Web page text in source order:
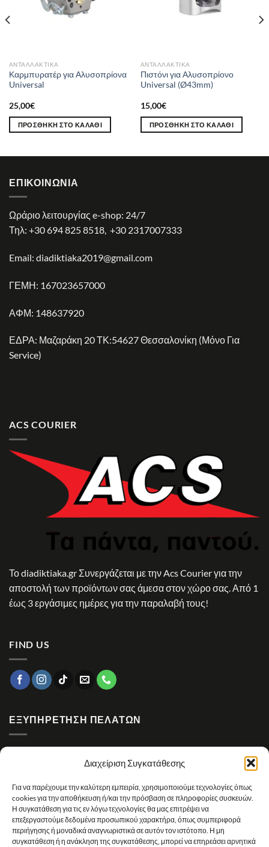
Διαχείριση Συγκατάθεσης
Για να παρέχουμε την καλύτερη εμπειρία, χρησιμοποιούμε τεχνολογίες όπως
cookies για την αποθήκευση ή/και την πρόσβαση σε πληροφορίες συσκευών.
Η συγκατάθεση για τις εν λόγω τεχνολογίες θα μας επιτρέψει να
επεξεργαστούμε δεδομένα προσωπικού χαρακτήρα, όπως συμπεριφορά
περιήγησης ή μοναδικά αναγνωριστικά σε αυτόν τον ιστότοπο. Η μη
συγκατάθεση ή η ανάκληση της συγκατάθεσης, μπορεί να επηρεάσει αρνητικά
ΑΝΤΑΛΛΑΚΤΙΚΆ
Καρμπυρατέρ για Αλυσοπρίονα
Universal
25,00€
ΠΡΟΣΘΉΚΗ ΣΤΟ ΚΑΛΆΘΙ
ΑΝΤΑΛΛΑΚΤΙΚΆ
Πιστόνι για Αλυσοπρίονο
Universal (Ø43mm)
15,00€
ΠΡΟΣΘΉΚΗ ΣΤΟ ΚΑΛΆΘΙ
ΕΠΙΚΟΙΝΩΝΊΑ
Ωράριο λειτουργίας e-shop: 24/7
Τηλ: +30 694 825 8518, +30 2317007333
Email: diadiktiaka2019@gmail.com
ΓΕΜΗ: 167023657000
ΑΦΜ: 148637920
ΕΔΡΑ: Μαζαράκη 20 ΤΚ:54627 Θεσσαλονίκη (Μόνο Για
Service)
ACS COURIER
Το diadiktiaka.gr Συνεργάζεται με την Acs Courier για την
αποστολή των προϊόντων σας άμεσα στον χώρο σας. Από 1
έως 3 εργάσιμες ημέρες για την παραλαβή τους!
FIND US
ΕΞΥΠΗΡΈΤΗΣΗ ΠΕΛΑΤΏΝ
Πολιτική απορρήτου
Πολιτική Cookies
Πολιτική επιστροφών